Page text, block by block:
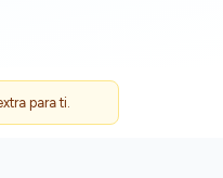
para ti.